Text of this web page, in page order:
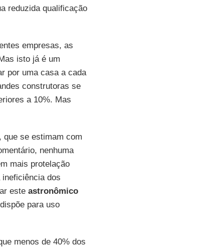
reduzida qualificação
empresas, as
isto já é um
por uma casa a cada
construtoras se
a 10%. Mas
, que se estimam com
nenhuma
mais protelação
dos
este astronômico
para uso
menos de 40% dos